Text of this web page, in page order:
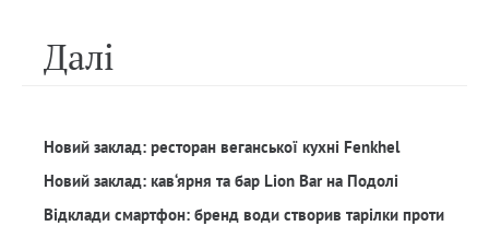
Далi
Новий заклад: ресторан веганської кухні Fenkhel
Новий заклад: кав‘ярня та бар Lion Bar на Подолі
Відклади смартфон: бренд води створив тарілки проти